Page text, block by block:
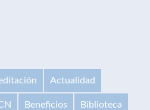
Actualidad
Beneficios Biblioteca